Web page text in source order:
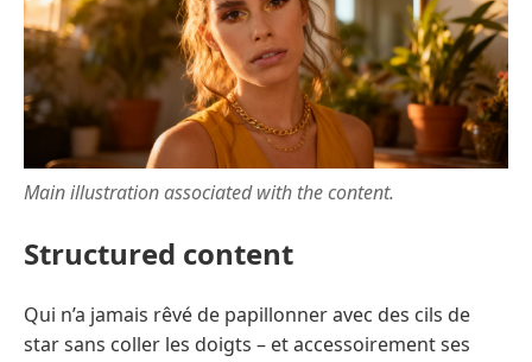
Main illustration associated with the content.
Structured content
Qui n’a jamais rêvé de papillonner avec des cils de
star sans coller les doigts – et accessoirement ses